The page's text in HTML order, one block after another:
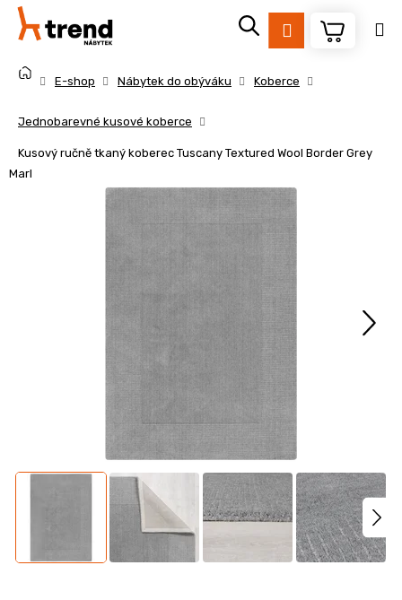
Přejít
obsah
Přihlášení
E-shop Nábytek do obýváku Koberce
Jednobarevné kusové koberce
Kusový ručně tkaný koberec Tuscany Textured Wool Border Grey
Marl
p